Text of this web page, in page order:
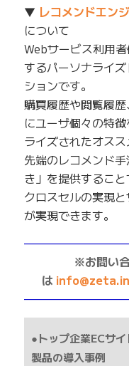
▼ レコメンドエン
について
Webサービス利用
するパーソナライ
ションです。
購買履歴や閲覧履
にユーザ個々の特
ライズされたオス
先端のレコメンド
き」を提供すること
クロスセルの実現
が実現できます。
※お問い
は
●トップ企業ECサ
製品の導入事例